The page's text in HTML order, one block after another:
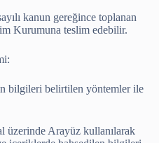
kanun gereğince toplanan
Kurumuna teslim edebilir.
bilgileri belirtilen yöntemler ile
üzerinde Arayüz kullanılarak